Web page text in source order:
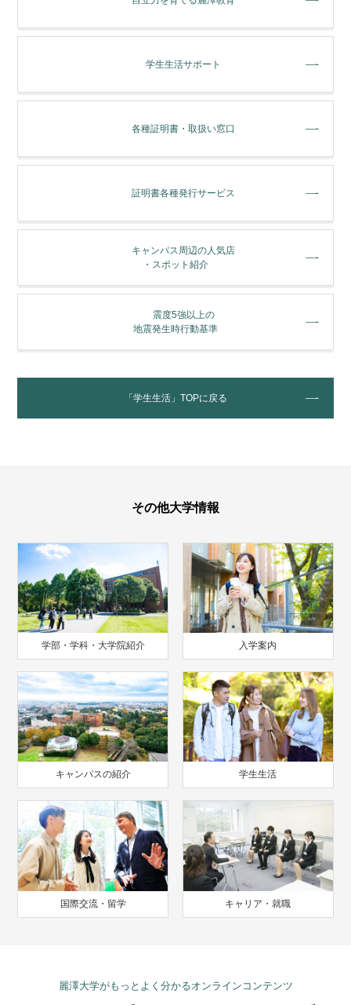
学⽣⽣活サポート
各種証明書・取扱い窓⼝
証明書各種発行サービス
キャンパス周辺の人気店
・スポット紹介
震度5強以上の
地震発生時行動基準
「学生生活」TOPに戻る
その他大学情報
学部・学科・大学院紹介 入学案内
キャンパスの紹介 学生生活
国際交流・留学 キャリア・就職
麗澤大学がもっとよく分かるオンラインコンテンツ